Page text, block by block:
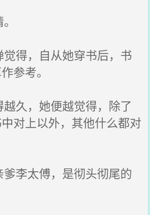
得，自从她穿书后，书
参考。
久，她便越觉得，除了
对上以外，其他什么都对
李太傅，是彻头彻尾的